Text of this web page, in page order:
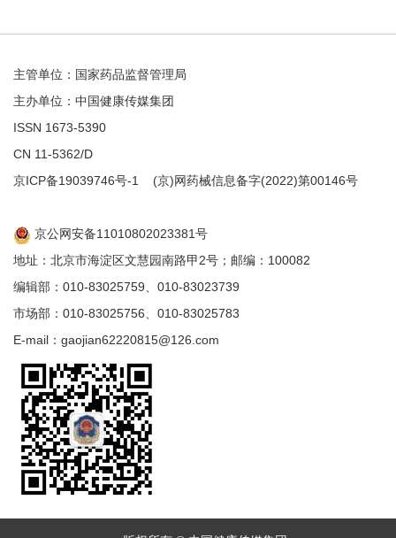
主管单位：国家药品监督管理局
主办单位：中国健康传媒集团
ISSN 1673-5390
CN 11-5362/D
京ICP备19039746号-1 (京)网药械信息备字(2022)第00146号
京公网安备11010802023381号
地址：北京市海淀区文慧园南路甲2号；邮编：100082
编辑部：010-83025759、010-83023739
市场部：010-83025756、010-83025783
E-mail：gaojian62220815@126.com